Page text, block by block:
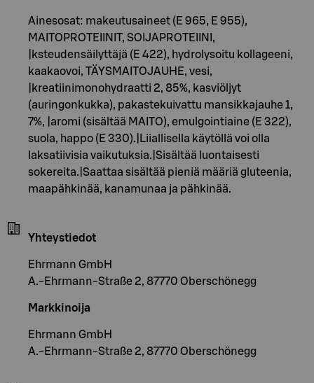
Ainesosat: makeutusaineet (E 965, E 955),
MAITOPROTEIINIT, SOIJAPROTEIINI,
|ksteudensäilyttäjä (E 422), hydrolysoitu kollageeni,
kaakaovoi, TÄYSMAITOJAUHE, vesi,
|kreatiinimonohydraatti 2, 85%, kasviöljyt
(auringonkukka), pakastekuivattu mansikkajauhe 1,
7%, |aromi (sisältää MAITO), emulgointiaine (E 322),
suola, happo (E 330).|Liiallisella käytöllä voi olla
laksatiivisia vaikutuksia.|Sisältää luontaisesti
sokereita.|Saattaa sisältää pieniä määriä gluteenia,
maapähkinää, kanamunaa ja pähkinää.
Yhteystiedot
Ehrmann GmbH
A.-Ehrmann-Straße 2, 87770 Oberschönegg
Markkinoija
Ehrmann GmbH
A.-Ehrmann-Straße 2, 87770 Oberschönegg